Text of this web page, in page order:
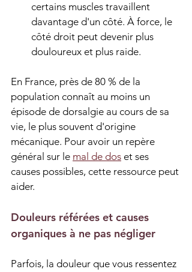
certains muscles travaillent
davantage d'un côté. À force, le
côté droit peut devenir plus
douloureux et plus raide.
En France, près de 80 % de la
population connaît au moins un
épisode de dorsalgie au cours de sa
vie, le plus souvent d'origine
mécanique. Pour avoir un repère
général sur le mal de dos et ses
causes possibles, cette ressource peut
aider.
Douleurs référées et causes
organiques à ne pas négliger
Parfois, la douleur que vous ressentez